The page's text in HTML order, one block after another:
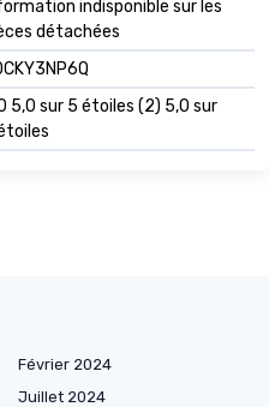
indisponible sur les
détachées
5,0 sur 5 étoiles (2) 5,0 sur
Février 2024
Juillet 2024